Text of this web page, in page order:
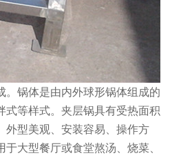
。锅体是由内外球形锅体组成的
式等样式。夹层锅具有受热面积
外型美观、安装容易、操作方
大型餐厅或食堂熬汤、烧菜、